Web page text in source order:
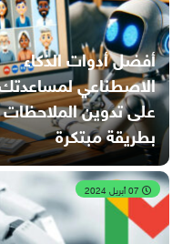
أفضل أدوات الذكاء
الاصطناعي
على تدوين الملاحظات
بطريقة مبتكرة